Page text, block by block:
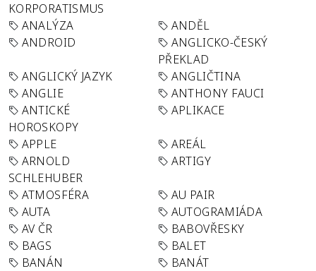
KORPORATISMUS
ANALÝZA
ANDĚL
ANDROID
ANGLICKO-ČESKÝ
PŘEKLAD
ANGLICKÝ JAZYK
ANGLIČTINA
ANGLIE
ANTHONY FAUCI
ANTICKÉ
HOROSKOPY
APLIKACE
APPLE
AREÁL
ARNOLD
SCHLEHUBER
ARTIGY
ATMOSFÉRA
AU PAIR
AUTA
AUTOGRAMIÁDA
AV ČR
BABOVŘESKY
BAGS
BALET
BANÁN
BANÁT